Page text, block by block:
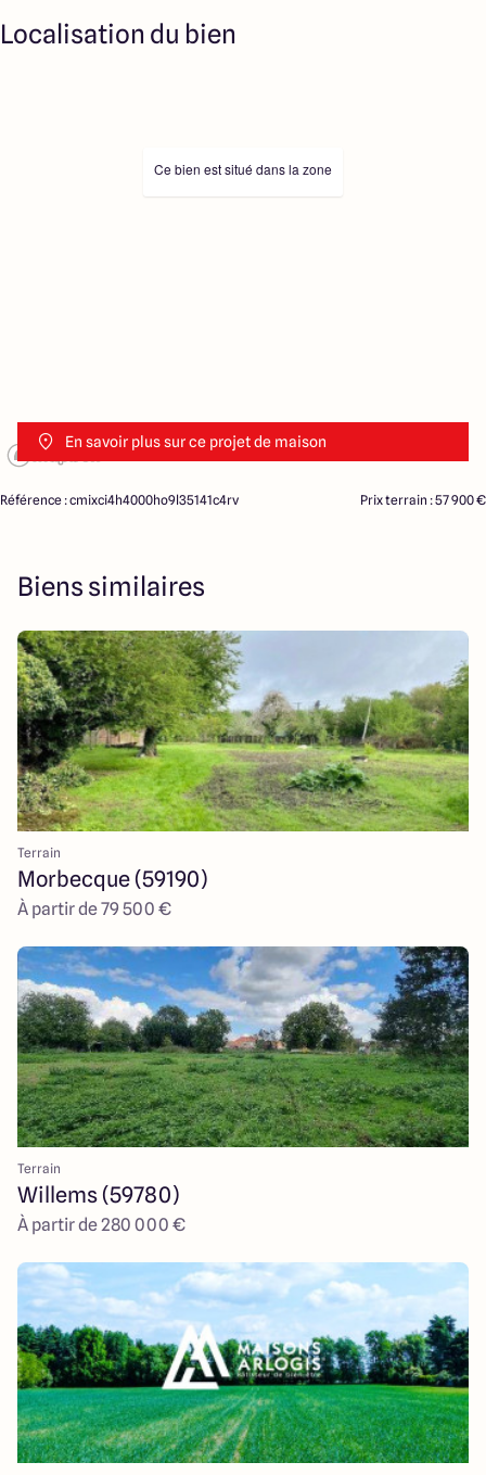
Localisation du bien
En savoir plus sur ce projet de maison
Ce bien est situé dans la zone
Référence : cmixci4h4000ho9l35141c4rv Prix terrain : 57 900 €
Biens similaires
Terrain
Morbecque (59190)
À partir de 79 500 €
Terrain
Willems (59780)
À partir de 280 000 €